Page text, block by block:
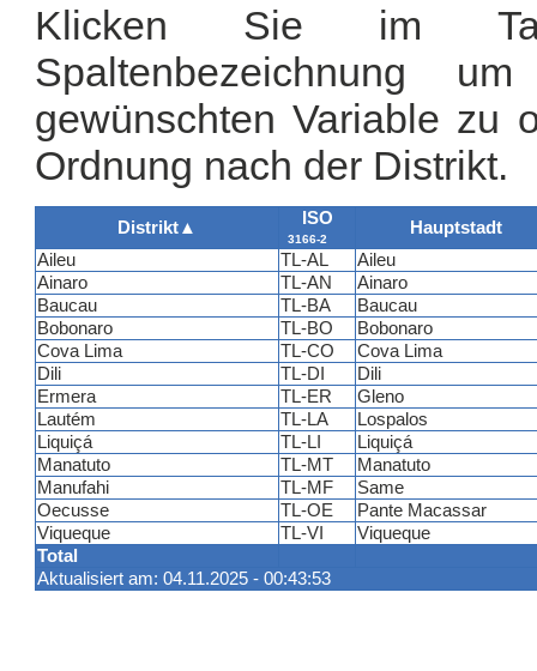
Klicken Sie im
Spaltenbezeichnung
gewünschten Variable zu
Ordnung nach der Distrikt.
Distrikt▲ ISO
3166-2
Hauptstadt
Total
Aktualisiert am: 04.11.2025 - 00:43:53
Aileu TL-AL
Aileu
Ainaro
TL-AN
Ainaro
Baucau
TL-BA
Baucau
Bobonaro
TL-BO
Bobonaro
Cova Lima
TL-CO
Cova Lima
Dili
TL-DI
Dili
Ermera
TL-ER
Gleno
Lautém
TL-LA
Lospalos
Liquiçá
TL-LI
Liquiçá
Manatuto
TL-MT
Manatuto
Manufahi
TL-MF
Same
Oecusse
TL-OE
Pante Macassar
Viqueque
TL-VI Viqueque